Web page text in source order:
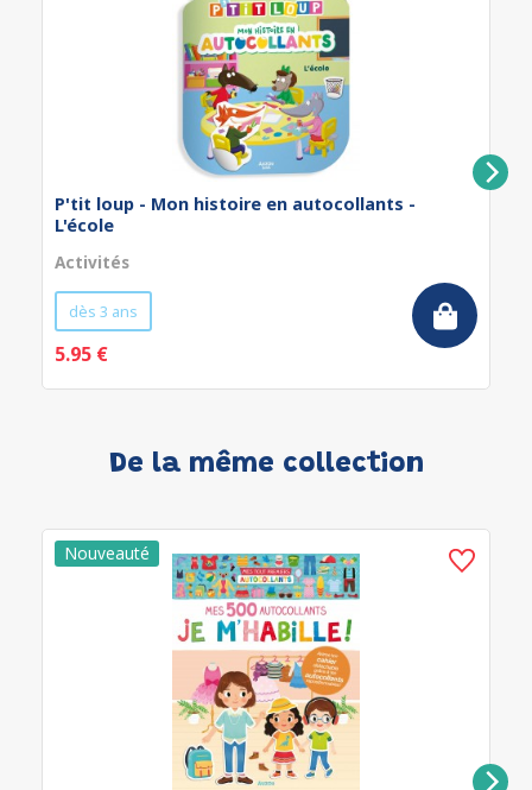
P'tit loup - Mon histoire en autocollants -
L'école
Activités
dès 3 ans
5.95 €
De la même collection